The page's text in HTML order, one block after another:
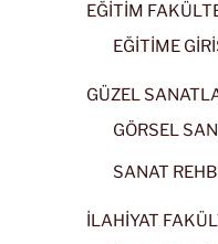
EĞİTİM
EĞİTİME
GÜZEL
GÖRSEL
SANAT
İLAHİYAT